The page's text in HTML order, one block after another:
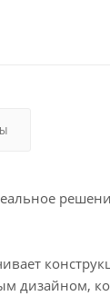
дизайном,